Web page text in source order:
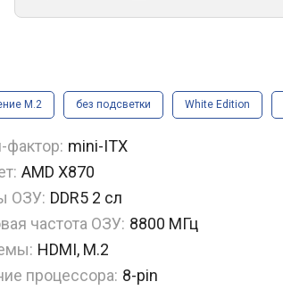
M.2 без подсветки White Edition
mini-ITX
AMD X870
ОЗУ: DDR5 2 сл
частота ОЗУ: 8800 МГц
HDMI, M.2
процессора: 8-pin